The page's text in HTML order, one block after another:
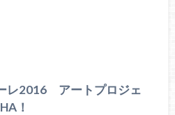
レ2016 アートプロジェ
！